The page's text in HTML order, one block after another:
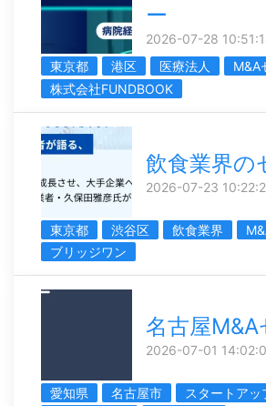
ー
2026-07-28
東京都
港区 医療法人
M&A
株式会社FUNDBOOK
飲食業界の
2026-07-23
東京都 渋谷区 飲食業界
ブリッジワン
名古屋M&A
2026-07-01
愛知県 名古屋市
スタートアッ